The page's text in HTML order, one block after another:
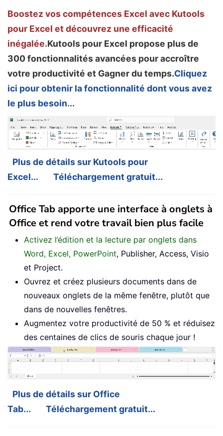
Boostez vos compétences Excel avec Kutools
pour Excel et découvrez une efficacité
inégalée.Kutools pour Excel propose plus de
300 fonctionnalités avancées pour accroître
votre productivité et Gagner du temps.Cliquez
ici pour obtenir la fonctionnalité dont vous avez
le plus besoin...
Plus de détails sur Kutools pour
Excel...
Téléchargement gratuit...
Office Tab apporte une interface à onglets à
Office et rend votre travail bien plus facile
Activez l’édition et la lecture par onglets dans
Word, Excel, PowerPoint, Publisher, Access, Visio
et Project.
Ouvrez et créez plusieurs documents dans de
nouveaux onglets de la même fenêtre, plutôt que
dans de nouvelles fenêtres.
Augmentez votre productivité de 50 % et réduisez
des centaines de clics de souris chaque jour !
Plus de détails sur Office
Tab...
Téléchargement gratuit...